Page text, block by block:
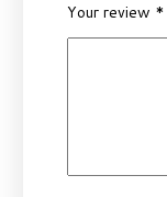
Your review *